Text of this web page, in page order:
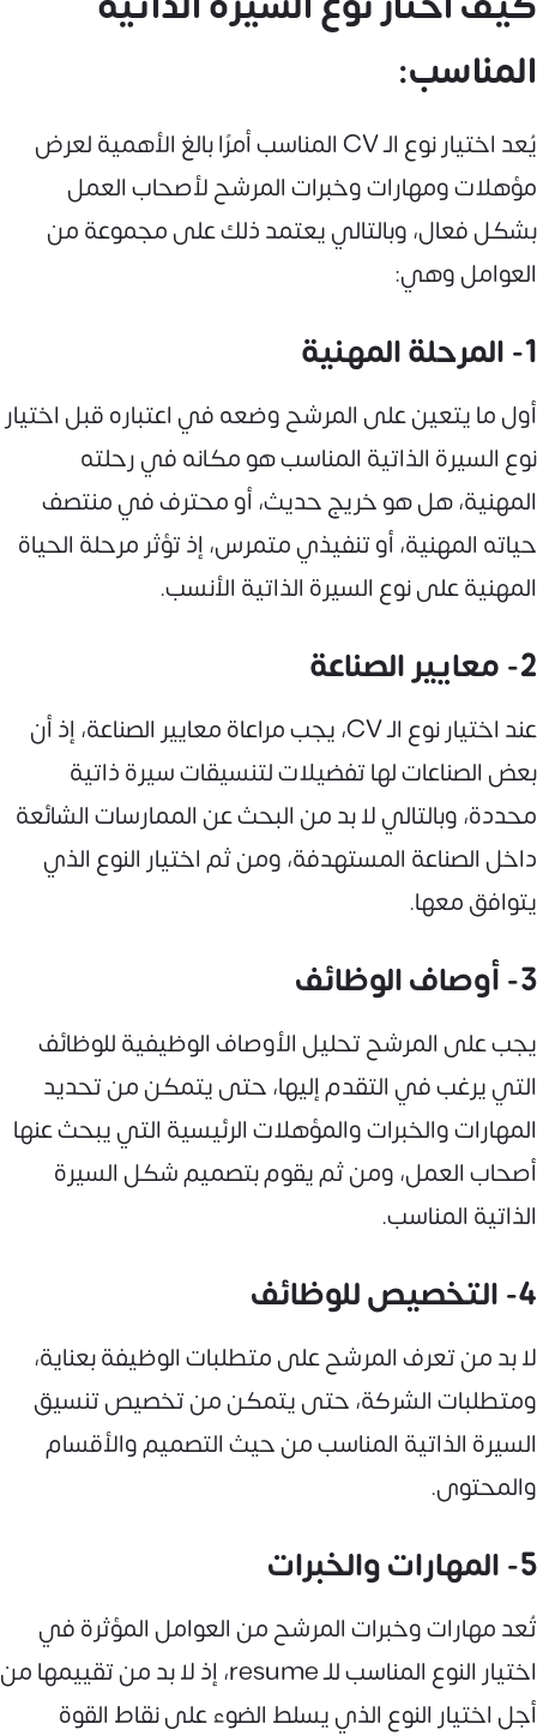
المناسب:
يُعد اختيار نوع الـ CV المناسب أمرًا بالغ الأهمية لعرض
مؤهلات ومهارات وخبرات المرشح لأصحاب العمل
بشكل فعال، وبالتالي يعتمد ذلك على مجموعة من
العوامل وهي:
1- المرحلة المهنية
أول ما يتعين على المرشح وضعه في اعتباره قبل اختيار
نوع السيرة الذاتية المناسب هو مكانه في رحلته
المهنية، هل هو خريج حديث، أو محترف في منتصف
حياته المهنية، أو تنفيذي متمرس، إذ تؤثر مرحلة الحياة
المهنية على نوع السيرة الذاتية الأنسب.
2- معايير الصناعة
عند اختيار نوع الـ CV، يجب مراعاة معايير الصناعة، إذ أن
بعض الصناعات لها تفضيلات لتنسيقات سيرة ذاتية
محددة، وبالتالي لا بد من البحث عن الممارسات الشائعة
داخل الصناعة المستهدفة، ومن ثم اختيار النوع الذي
يتوافق معها.
3- أوصاف الوظائف
يجب على المرشح تحليل الأوصاف الوظيفية للوظائف
التي يرغب في التقدم إليها، حتى يتمكن من تحديد
المهارات والخبرات والمؤهلات الرئيسية التي يبحث عنها
أصحاب العمل، ومن ثم يقوم بتصميم شكل السيرة
الذاتية المناسب.
4- التخصيص للوظائف
لا بد من تعرف المرشح على متطلبات الوظيفة بعناية،
ومتطلبات الشركة، حتى يتمكن من تخصيص تنسيق
السيرة الذاتية المناسب من حيث التصميم والأقسام
والمحتوى.
5- المهارات والخبرات
تُعد مهارات وخبرات المرشح من العوامل المؤثرة في
اختيار النوع المناسب للـ resume، إذ لا بد من تقييمها من
أجل اختيار النوع الذي يسلط الضوء على نقاط القوة